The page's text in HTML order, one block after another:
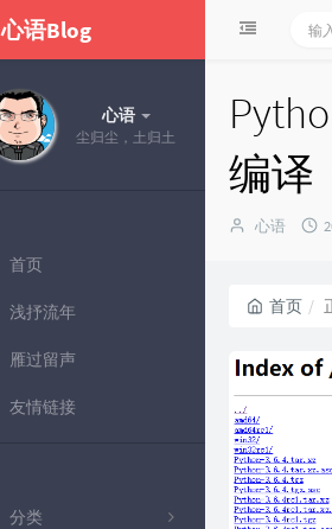
心语Blog
心语
尘归尘，土归土
首页
浅抒流年
雁过留声
友情链接
分类
编译
博
心语
首页